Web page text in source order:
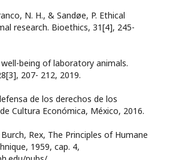
N. H., & Sandøe, P. Ethical
research. Bioethics, 31[4], 245-
well-being of laboratory animals.
207- 212, 2019.
de los derechos de los
Cultura Económica, México, 2016.
Rex, The Principles of Humane
1959, cap. 4,